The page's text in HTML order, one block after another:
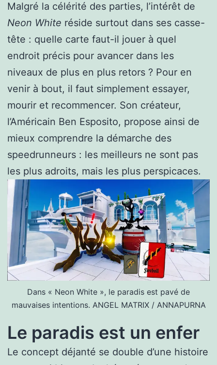
Malgré la célérité des parties, l’intérêt de
Neon White réside surtout dans ses casse-
tête : quelle carte faut-il jouer à quel
endroit précis pour avancer dans les
niveaux de plus en plus retors ? Pour en
venir à bout, il faut simplement essayer,
mourir et recommencer. Son créateur,
l’Américain Ben Esposito, propose ainsi de
mieux comprendre la démarche des
speedrunneurs : les meilleurs ne sont pas
les plus adroits, mais les plus perspicaces.
Dans « Neon White », le paradis est pavé de
mauvaises intentions. ANGEL MATRIX / ANNAPURNA
Le paradis est un enfer
Le concept déjanté se double d’une histoire